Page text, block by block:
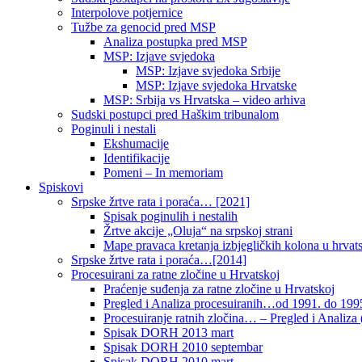
Interpolove potjernice
Tužbe za genocid pred MSP
Analiza postupka pred MSP
MSP: Izjave svjedoka
MSP: Izjave svjedoka Srbije
MSP: Izjave svjedoka Hrvatske
MSP: Srbija vs Hrvatska – video arhiva
Sudski postupci pred Haškim tribunalom
Poginuli i nestali
Ekshumacije
Identifikacije
Pomeni – In memoriam
Spiskovi
Srpske žrtve rata i poraća… [2021]
Spisak poginulih i nestalih
Žrtve akcije „Oluja“ na srpskoj strani
Mape pravaca kretanja izbjegličkih kolona u
Srpske žrtve rata i poraća…[2014]
Procesuirani za ratne zločine u Hrvatskoj
Praćenje suđenja za ratne zločine u Hrvatskoj
Pregled i Analiza procesuiranih…od 1991. do
Procesuiranje ratnih zločina… – Pregled i Analiza
Spisak DORH 2013 mart
Spisak DORH 2010 septembar